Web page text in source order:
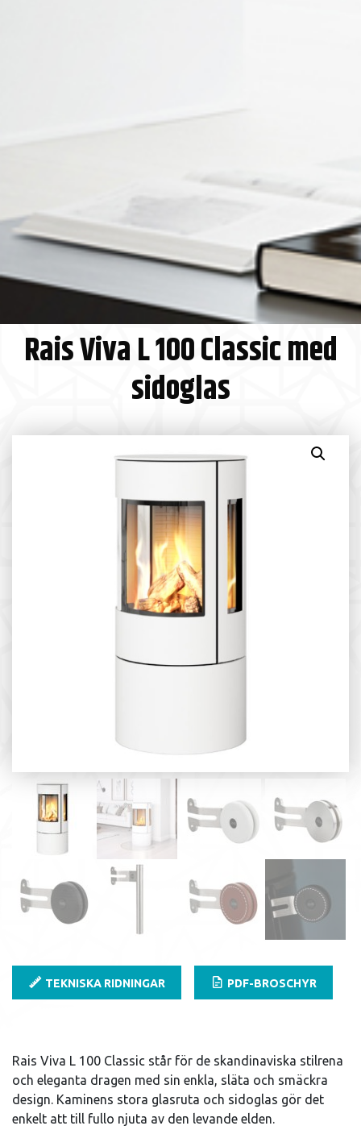
Rais Viva L 100 Classic med
sidoglas
TEKNISKA RIDNINGAR PDF-BROSCHYR
Rais Viva L 100 Classic står för de skandinaviska stilrena
och eleganta dragen med sin enkla, släta och smäckra
design. Kaminens stora glasruta och sidoglas gör det
enkelt att till fullo njuta av den levande elden.